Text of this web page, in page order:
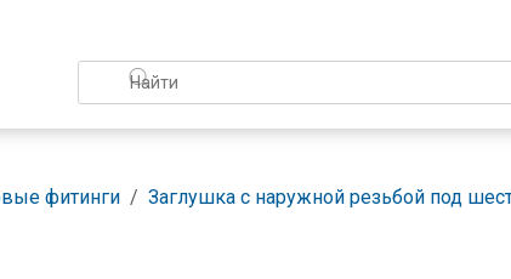
фитинги Заглушка с наружной резьбой под